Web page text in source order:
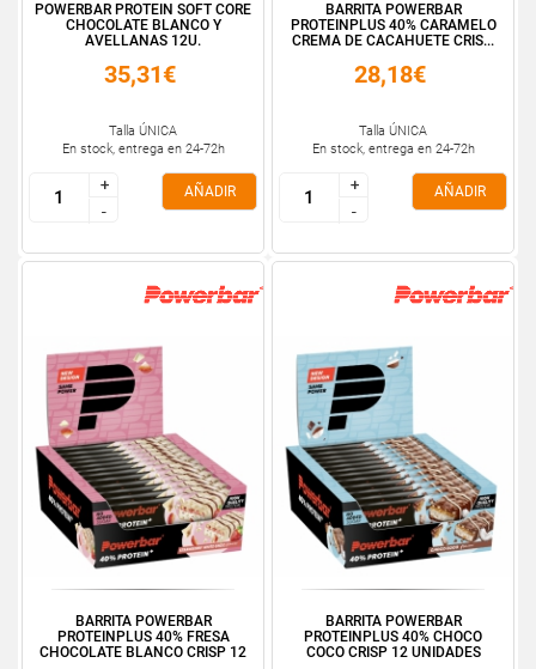
POWERBAR PROTEIN SOFT CORE
CHOCOLATE BLANCO Y
AVELLANAS 12U.
35,31€
Talla ÚNICA
En stock, entrega en 24-72h
+
-
+
-
AÑADIR
BARRITA POWERBAR
PROTEINPLUS 40% CARAMELO
CREMA DE CACAHUETE CRIS...
28,18€
Talla ÚNICA
En stock, entrega en 24-72h
+
-
+
-
AÑADIR
BARRITA POWERBAR
PROTEINPLUS 40% FRESA
CHOCOLATE BLANCO CRISP 12
BARRITA POWERBAR
PROTEINPLUS 40% CHOCO
COCO CRISP 12 UNIDADES